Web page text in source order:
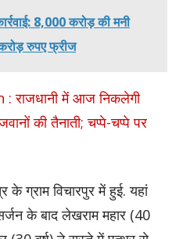
8,000 करोड़ की मनी
रुपए फ्रीज
राजधानी में आज निकलेगी
की तैनाती; चप्पे-चप्पे पर
के ग्राम विचारपुर में हुई. यहां
के बाद लेखराम महार (40